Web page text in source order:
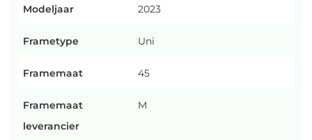
Modeljaar 2023
Frametype Uni
Framemaat 45
Framemaat
leverancier
M